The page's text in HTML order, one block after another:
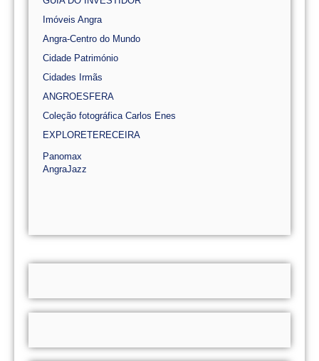
Imóveis Angra
Angra-Centro do Mundo
Cidade Património
Cidades Irmãs
ANGROESFERA
Coleção fotográfica Carlos Enes
EXPLORETERECEIRA
Panomax
AngraJazz